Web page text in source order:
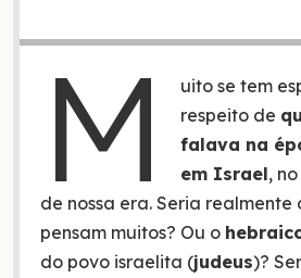
M
uito se tem
respeito de
falava na
em Israel, no
de nossa era. Seria realmente
pensam muitos? Ou o
do povo israelita (judeus)?